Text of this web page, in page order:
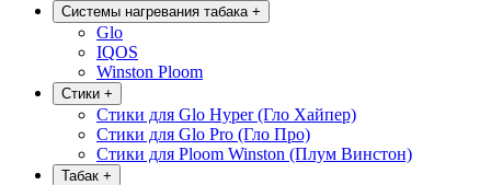
Системы нагревания табака +
Glo
IQOS
Winston Ploom
Стики +
Стики для Glo Hyper (Гло Хайпер)
Стики для Glo Pro (Гло Про)
Стики для Ploom Winston (Плум Винстон)
Табак +